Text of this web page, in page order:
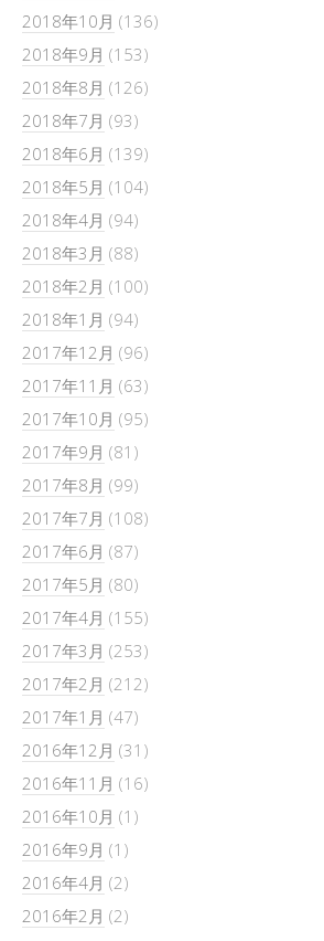
2018年10月 (136)
2018年9月 (153)
2018年8月 (126)
2018年7月 (93)
2018年6月 (139)
2018年5月 (104)
2018年4月 (94)
2018年3月 (88)
2018年2月 (100)
2018年1月 (94)
2017年12月 (96)
2017年11月 (63)
2017年10月 (95)
2017年9月 (81)
2017年8月 (99)
2017年7月 (108)
2017年6月 (87)
2017年5月 (80)
2017年4月 (155)
2017年3月 (253)
2017年2月 (212)
2017年1月 (47)
2016年12月 (31)
2016年11月 (16)
2016年10月 (1)
2016年9月 (1)
2016年4月 (2)
2016年2月 (2)